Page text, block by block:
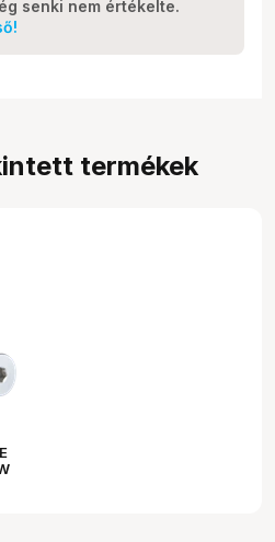
senki nem értékelte.
termékek